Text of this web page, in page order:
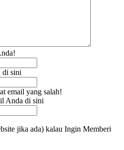
di sini
email yang salah!
Anda di sini
jika ada) kalau Ingin Memberi